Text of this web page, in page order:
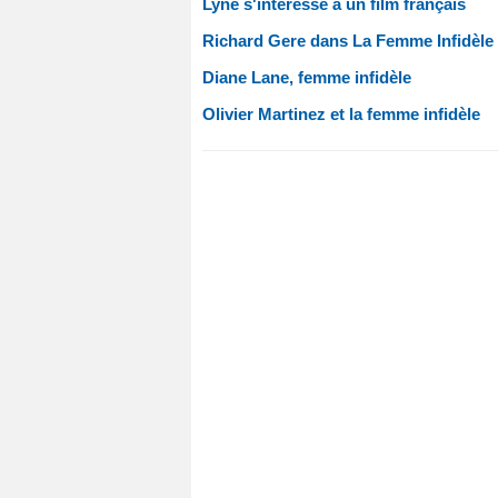
Richard Gere dans La Femme Infidèle
Diane Lane, femme infidèle
Olivier Martinez et la femme infidèle